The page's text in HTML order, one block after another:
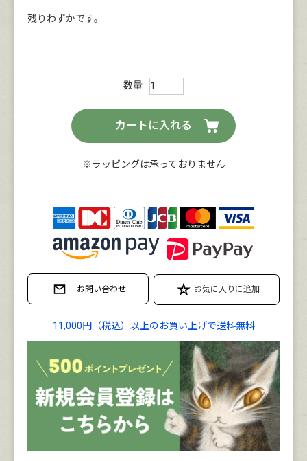
残りわずかです。
カートに入れる
※ラッピングは承っておりません
11,000円（税込）以上のお買い上げで送料無料